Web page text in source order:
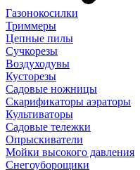
Газонокосилки
Триммеры
Цепные пилы
Cучкорезы
Воздуходувы
Кусторезы
Садовые ножницы
Скарификаторы аэраторы
Культиваторы
Садовые тележки
Опрыскиватели
Мойки высокого давления
Снегоуборощики